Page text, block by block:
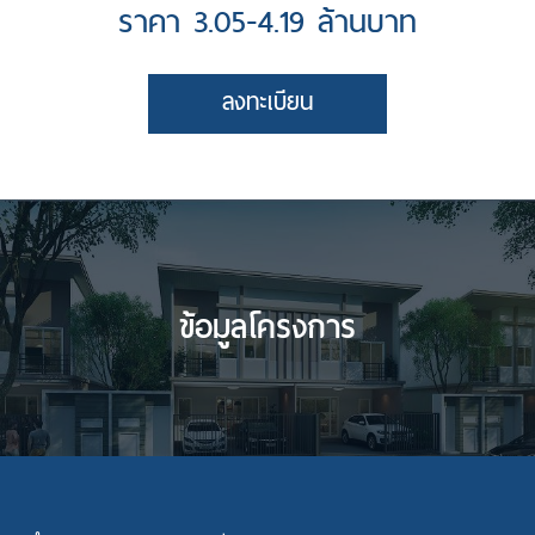
นโยบายคุ้มครองข้อมูลส่วนบุคคล
ราคา 3.05-4.19 ล้านบาท
ลงทะเบียน
ข้อมูลโครงการ